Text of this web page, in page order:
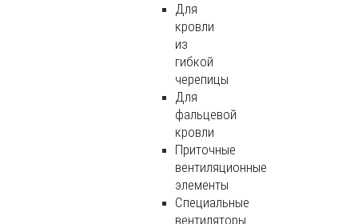
Для
кровли
из
гибкой
черепицы
Для
фальцевой
кровли
Приточные
вентиляционные
элементы
Специальные
вентиляторы